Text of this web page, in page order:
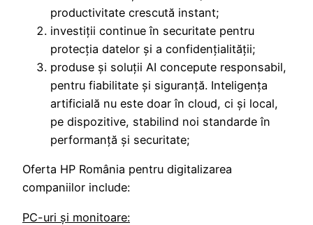
productivitate crescută instant;
investiții continue în securitate pentru
protecția datelor și a confidențialității;
produse și soluții AI concepute responsabil,
pentru fiabilitate și siguranță. Inteligența
artificială nu este doar în cloud, ci și local,
pe dispozitive, stabilind noi standarde în
performanță și securitate;
Oferta HP România pentru digitalizarea
companiilor include:
PC-uri și monitoare: